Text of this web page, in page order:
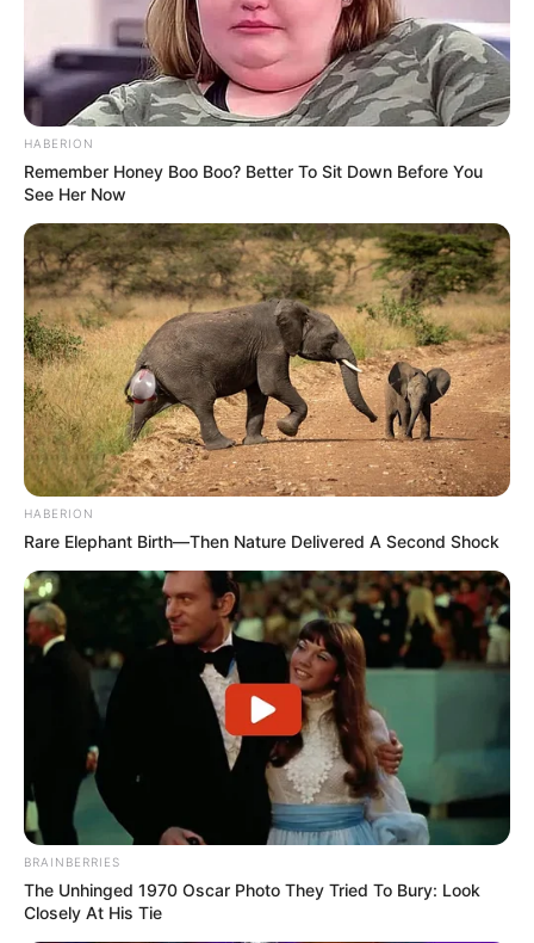
HABERION
Remember Honey Boo Boo? Better To Sit Down Before You
See Her Now
HABERION
Rare Elephant Birth—Then Nature Delivered A Second Shock
BRAINBERRIES
The Unhinged 1970 Oscar Photo They Tried To Bury: Look
Closely At His Tie